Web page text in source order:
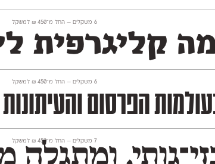
‫6 משקלים — החל מ־ 450
₪ למשקל
קליגרפית
‫6 משקלים — החל מ־450
₪ למשקל
היא פונט המתאים במיוחד לכותרות בולטות, מיתוג
‫7 משקלים — החל מ־ 450
₪ למשקל ומתגלה